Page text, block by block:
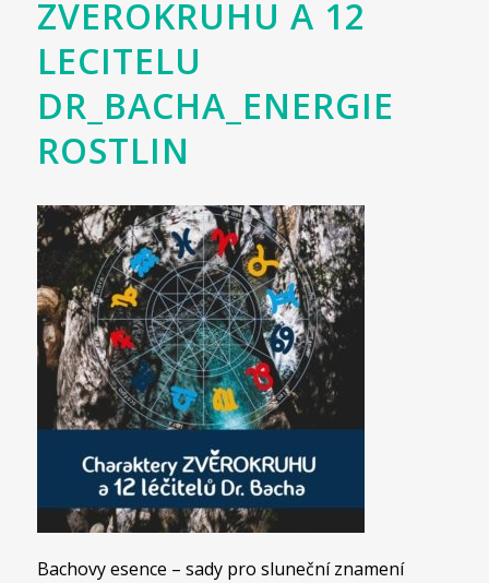
ZVEROKRUHU A 12
LECITELU
DR_BACHA_ENERGIE
ROSTLIN
Bachovy esence – sady pro sluneční znamení